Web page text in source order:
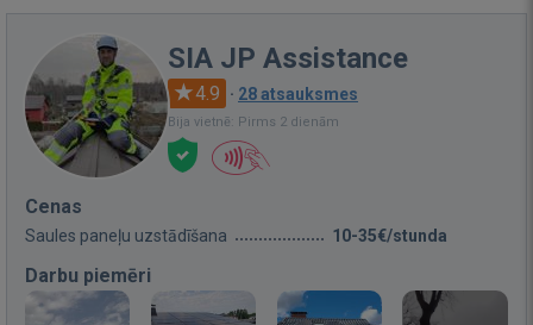
SIA JP Assistance
4.9 · 28 atsauksmes
Bija vietnē: Pirms 2 dienām
Cenas
Saules paneļu uzstādīšana 10-35€/stunda
Darbu piemēri